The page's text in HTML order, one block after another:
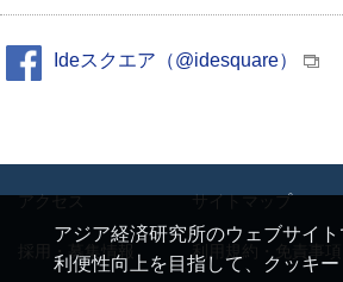
Ideスクエア（@idesquare）
アジア経済研究所のウェブサイ
利便性向上を目指して、クッキ
アクセス サイトマップ
採用・募集情報 利用規約・免責事項